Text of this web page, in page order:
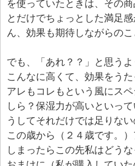
を使っていたときは、その
とだけでちょっとした満足
ん、効果も期待しながらのこ
でも、「あれ？？」と思うよ
こんなに高くて、効果をう
アレもコレもという風にス
しら？保湿力が高いといっ
うしてそれだけでは足りない
この歳から（２４歳です。
しまったらこの先私はどう